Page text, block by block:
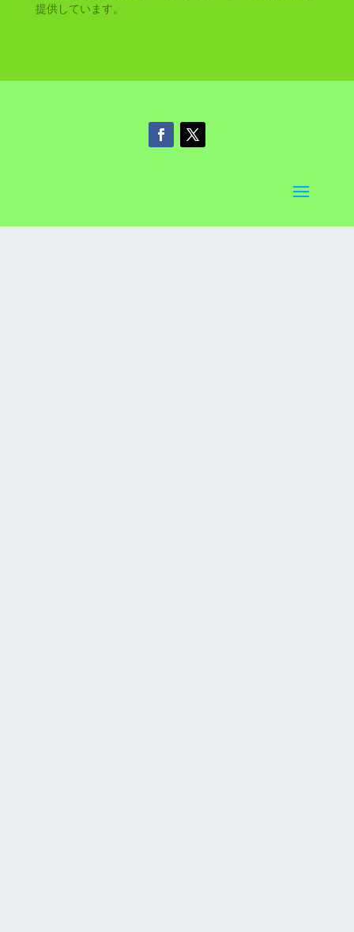
提供しています。